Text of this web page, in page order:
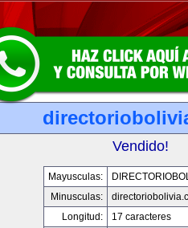
Vendido!
Mayusculas:
Minusculas:
Longitud:
17 caracteres